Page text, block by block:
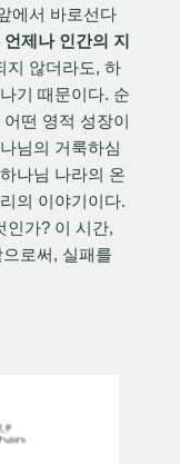
에서 바로선다
제나 인간의 지
지 않더라도, 하
기 때문이다. 순
떤 영적 성장이
님의 거룩하심
나님 나라의 온
의 이야기이다.
인가? 이 시간,
로써, 실패를